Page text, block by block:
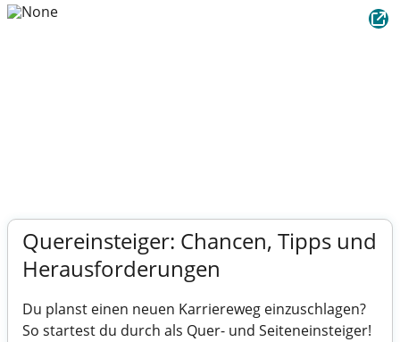
Quereinsteiger: Chancen, Tipps und
Herausforderungen
Du planst einen neuen Karriereweg einzuschlagen?
So startest du durch als Quer- und Seiteneinsteiger!